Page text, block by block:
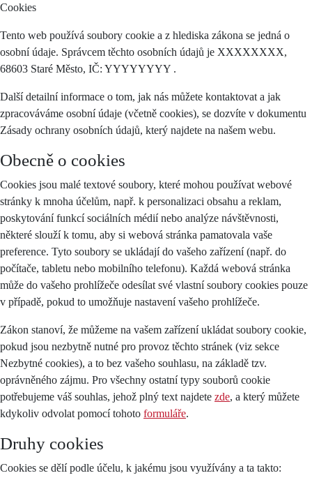
Cookies
Tento web používá soubory cookie a z hlediska zákona se jedná o
osobní údaje. Správcem těchto osobních údajů je XXXXXXXX,
68603 Staré Město, IČ: YYYYYYYY .
Další detailní informace o tom, jak nás můžete kontaktovat a jak
zpracováváme osobní údaje (včetně cookies), se dozvíte v dokumentu
Zásady ochrany osobních údajů, který najdete na našem webu.
Obecně o cookies
Cookies jsou malé textové soubory, které mohou používat webové
stránky k mnoha účelům, např. k personalizaci obsahu a reklam,
poskytování funkcí sociálních médií nebo analýze návštěvnosti,
některé slouží k tomu, aby si webová stránka pamatovala vaše
preference. Tyto soubory se ukládají do vašeho zařízení (např. do
počítače, tabletu nebo mobilního telefonu). Každá webová stránka
může do vašeho prohlížeče odesílat své vlastní soubory cookies pouze
v případě, pokud to umožňuje nastavení vašeho prohlížeče.
Zákon stanoví, že můžeme na vašem zařízení ukládat soubory cookie,
pokud jsou nezbytně nutné pro provoz těchto stránek (viz sekce
Nezbytné cookies), a to bez vašeho souhlasu, na základě tzv.
oprávněného zájmu. Pro všechny ostatní typy souborů cookie
potřebujeme váš souhlas, jehož plný text najdete zde, a který můžete
kdykoliv odvolat pomocí tohoto formuláře.
Druhy cookies
Cookies se dělí podle účelu, k jakému jsou využívány a ta takto: